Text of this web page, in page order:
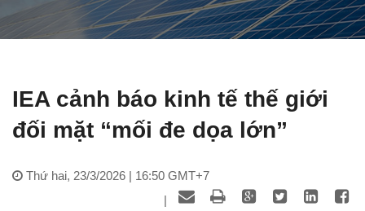
IEA cảnh báo kinh tế thế giới
đối mặt “mối đe dọa lớn”
Thứ hai, 23/3/2026 | 16:50 GMT+7
|